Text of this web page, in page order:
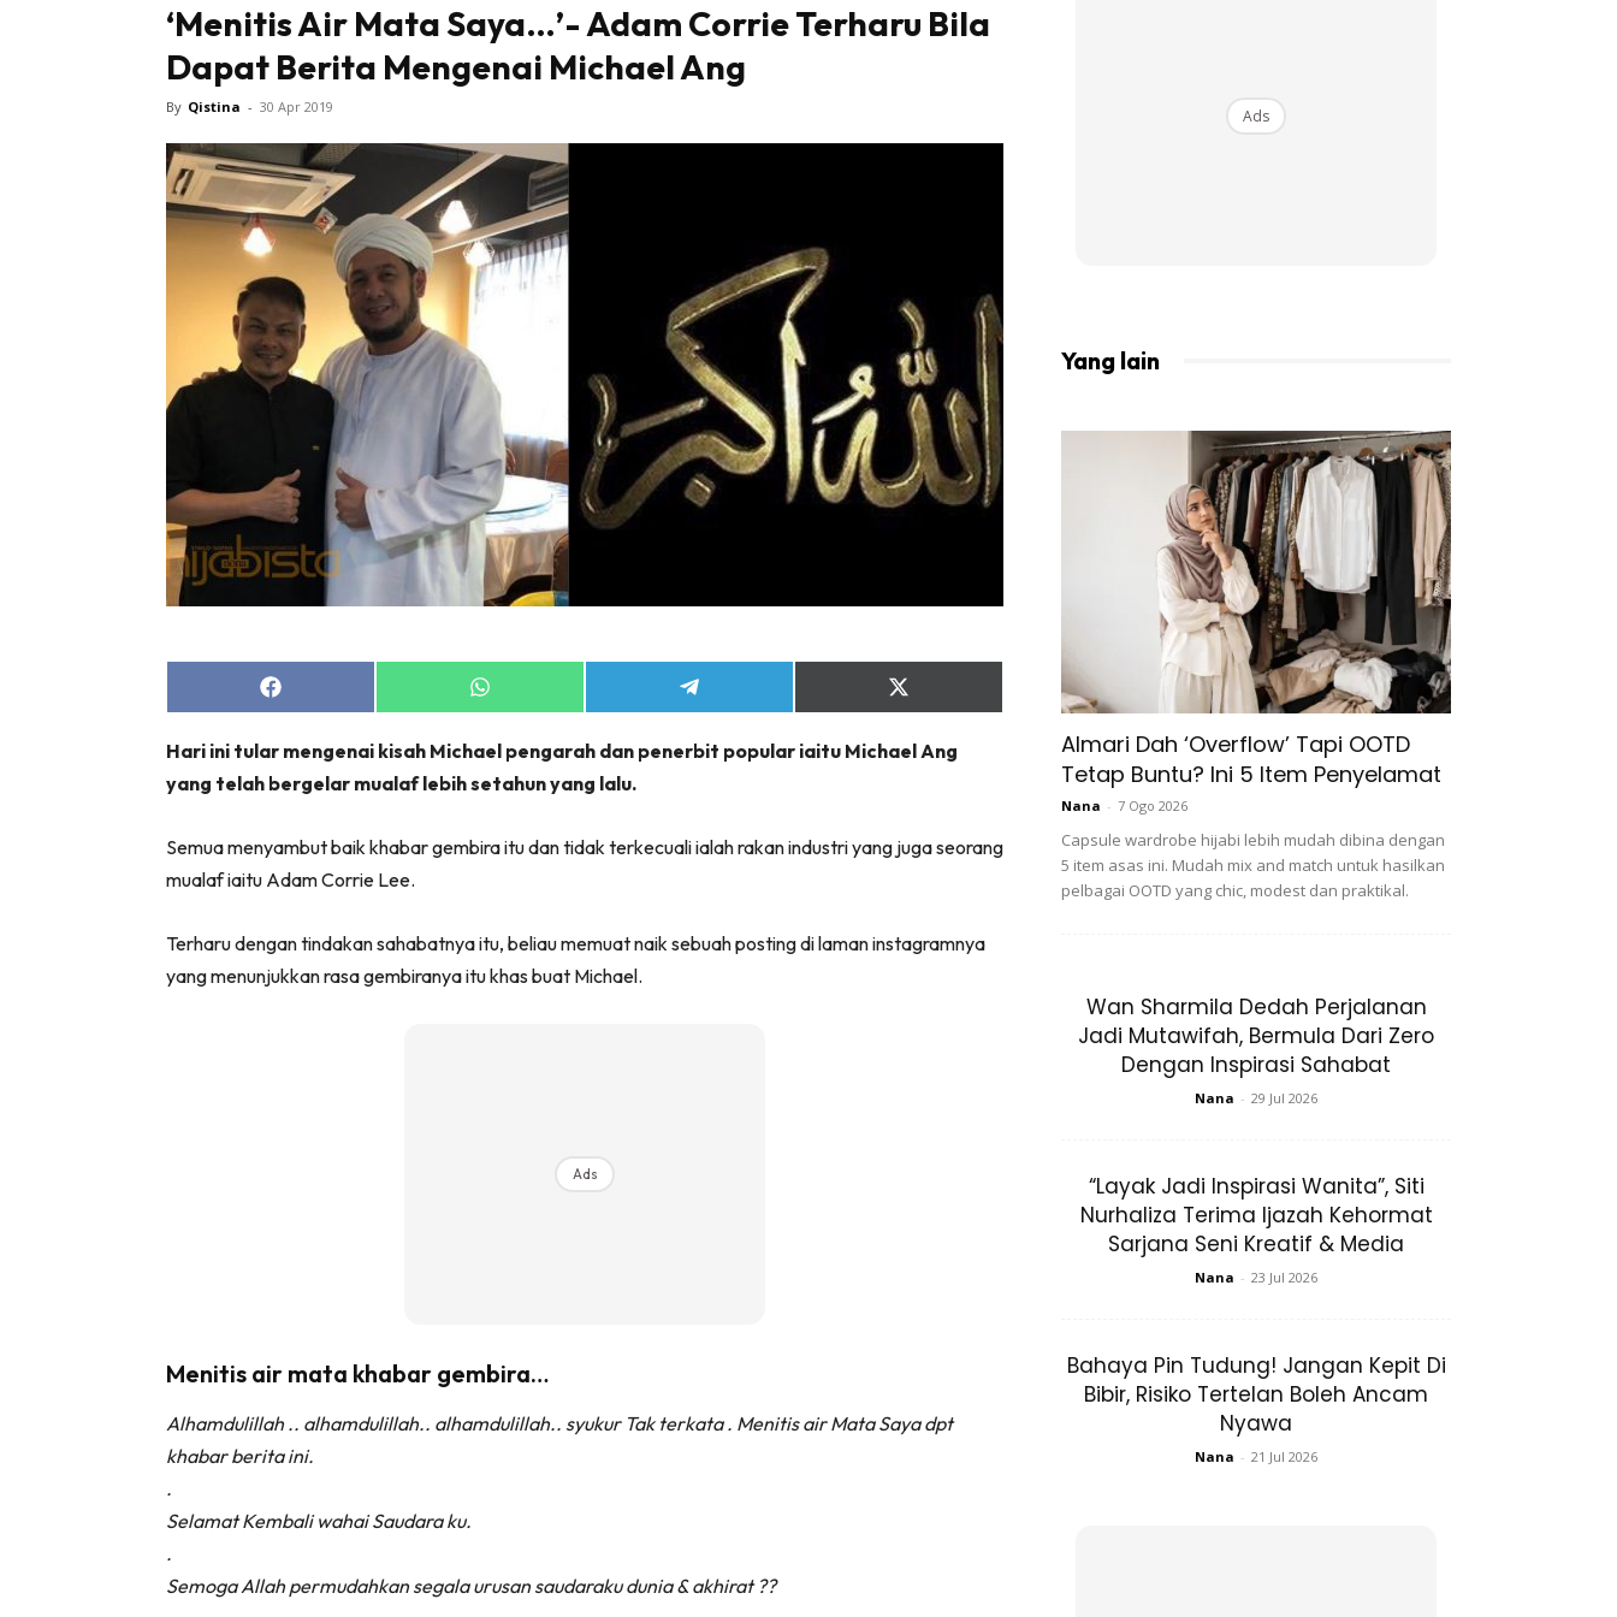
Tampil #1 on top dengan fashion muslimah terkini di HIJABISTA!
‘Menitis Air Mata Saya…’- Adam Corrie Terharu Bila
Dapat Berita Mengenai Michael Ang
By Qistina - 30 Apr 2019
Share
on
Share
on
Share
on
Share
on
(Twitter)
Hari ini tular mengenai kisah Michael pengarah dan penerbit popular iaitu Michael Ang
yang telah bergelar mualaf lebih setahun yang lalu.
Semua menyambut baik khabar gembira itu dan tidak terkecuali ialah rakan industri yang juga seorang
mualaf iaitu Adam Corrie Lee.
Terharu dengan tindakan sahabatnya itu, beliau memuat naik sebuah posting di laman instagramnya
yang menunjukkan rasa gembiranya itu khas buat Michael.
Ads
Menitis air mata khabar gembira…
Alhamdulillah .. alhamdulillah.. alhamdulillah.. syukur Tak terkata . Menitis air Mata Saya dpt
khabar berita ini.
.
Selamat Kembali wahai Saudara ku.
.
Semoga Allah permudahkan segala urusan saudaraku dunia & akhirat ??
Ads
Yang lain
Almari Dah ‘Overflow’ Tapi OOTD
Tetap Buntu? Ini 5 Item Penyelamat
Nana - 7 Ogo 2026
Capsule wardrobe hijabi lebih mudah dibina dengan
5 item asas ini. Mudah mix and match untuk hasilkan
pelbagai OOTD yang chic, modest dan praktikal.
Wan Sharmila Dedah Perjalanan
Jadi Mutawifah, Bermula Dari Zero
Dengan Inspirasi Sahabat
Nana - 29 Jul 2026
“Layak Jadi Inspirasi Wanita”, Siti
Nurhaliza Terima Ijazah Kehormat
Sarjana Seni Kreatif & Media
Nana - 23 Jul 2026
Bahaya Pin Tudung! Jangan Kepit Di
Bibir, Risiko Tertelan Boleh Ancam
Nyawa
Nana - 21 Jul 2026